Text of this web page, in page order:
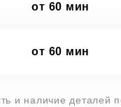
от 60 мин
от 60 мин
и наличие деталей